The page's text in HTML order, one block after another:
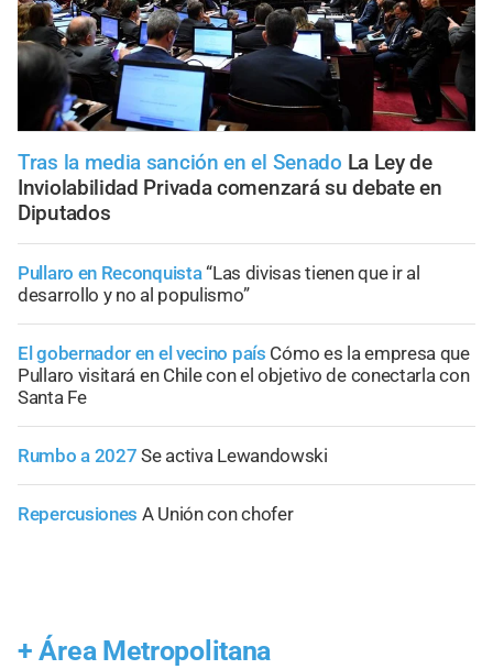
Tras la media sanción en el Senado La Ley de
Inviolabilidad Privada comenzará su debate en
Diputados
Pullaro en Reconquista“Las divisas tienen que ir al
desarrollo y no al populismo”
El gobernador en el vecino país Cómo es la empresa que
Pullaro visitará en Chile con el objetivo de conectarla con
Santa Fe
Rumbo a 2027 Se activa Lewandowski
Repercusiones A Unión con chofer
+ Área Metropolitana